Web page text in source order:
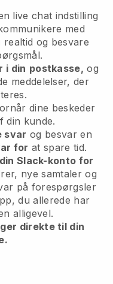
live chat indstilling
med
realtid og besvare
i din postkasse, og
meddelelser, der
dine beskeder
din kunde.
svar og besvar en
for at spare tid.
Slack-konto for
nye samtaler og
på forespørgsler
du allerede har
alligevel.
direkte til din